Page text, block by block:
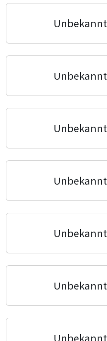
Unbekannt
Unbekannt
Unbekannt
Unbekannt
Unbekannt
Unbekannt
Unbekannt